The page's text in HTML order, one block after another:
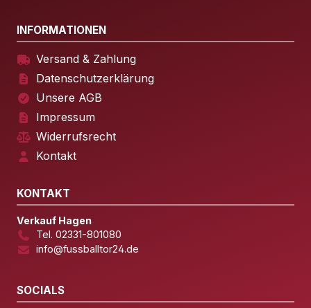
INFORMATIONEN
Versand & Zahlung
Datenschutzerklärung
Unsere AGB
Impressum
Widerrufsrecht
Kontakt
KONTAKT
Verkauf Hagen
Tel. 02331-801080
info@fussballtor24.de
SOCIALS